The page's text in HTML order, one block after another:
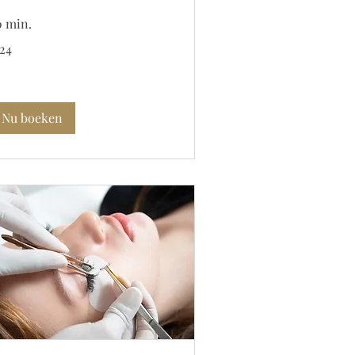
min.
Nu boeken